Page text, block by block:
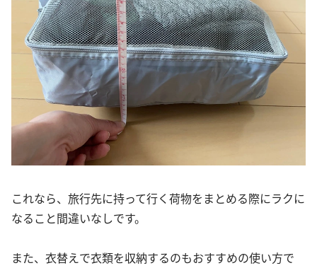
これなら、旅行先に持って行く荷物をまとめる際にラクに
なること間違いなしです。
また、衣替えで衣類を収納するのもおすすめの使い方で